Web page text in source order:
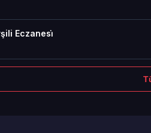
Eczanesi̇